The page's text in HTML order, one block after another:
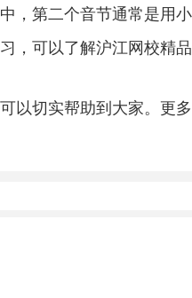
第二个音节通常是用
，可以了解沪江网校
切实帮助到大家。更